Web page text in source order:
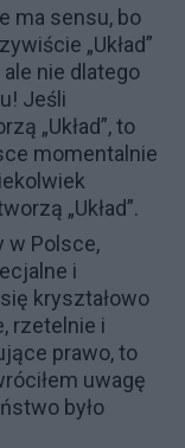
ma sensu, bo
„Układ”
nie dlatego
Jeśli
„Układ”, to
momentalnie
„Układ”.
w Polsce,
i
kryształowo
rzetelnie i
prawo, to
uwagę
było